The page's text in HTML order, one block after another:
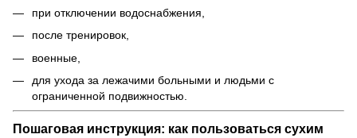
при отключении водоснабжения,
после тренировок,
военные,
для ухода за лежачими больными и людьми с
ограниченной подвижностью.
Пошаговая инструкция: как пользоваться сухим